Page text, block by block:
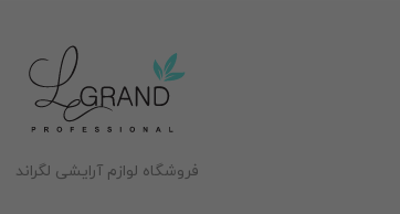
فروشگاه لوازم آرایشی لگراند